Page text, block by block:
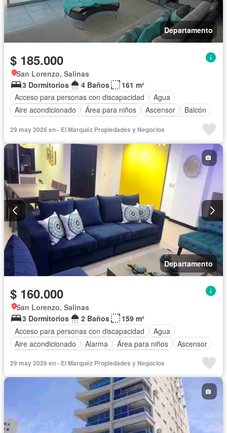
Departamento
$ 185.000
San Lorenzo, Salinas
3 Dormitorios
4 Baños
161 m²
Acceso para personas con discapacidad
Agua
Aire acondicionado
Área para niños Ascensor
Balcón
Estacionamiento
Garita de guardianía Jacuzzi
Piscina
Conserje Seguridad
Terraza
Vista panorámica
Completamente amoblado
29 may 2026 en - El Marquéz Propiedades y Negocios
Departamento
$ 160.000
San Lorenzo, Salinas
3 Dormitorios
2 Baños
159 m²
Acceso para personas con discapacidad
Agua
Aire acondicionado
Alarma Área para niños
Ascensor
Electricidad
Estacionamiento
Garita de guardianía
Piscina Conserje Sauna
Seguridad
Vista panorámica Completamente amoblado
29 may 2026 en - El Marquéz Propiedades y Negocios